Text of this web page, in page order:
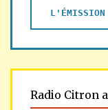
L'ÉMISSION
Radio Citron